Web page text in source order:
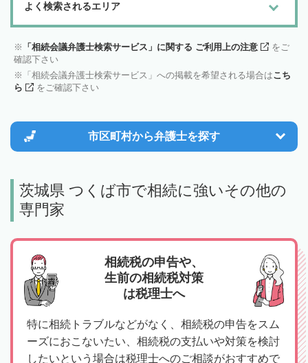
よく検索されるエリア
「相続会議弁護士検索サービス」に関する ご利用上の注意
をご
確認下さい
「相続会議弁護士検索サービス」への掲載を希望される場合はこち
ら
をご確認下さい
市区町村から弁護士を探す
茨城県 つくば市で相続に強いその他の
専門家
相続税の申告や、
生前の相続税対策
は税理士へ
特に相続トラブルなどがなく、相続税の申告をスム
ーズにおこないたい、相続税の支払いや対策を検討
したいという場合は税理士へのご相談がおすすめで